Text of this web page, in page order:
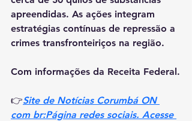
apreendidas. As ações integram
estratégias contínuas de repressão a
crimes transfronteiriços na região.
Com informações da Receita Federal.
👉Site de Notícias Corumbá ON
com br:Página redes sociais. Acesse